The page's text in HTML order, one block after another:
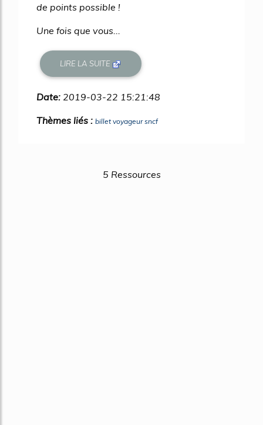
de points possible !
Une fois que vous...
LIRE LA SUITE
Date: 2019-03-22 15:21:48
Thèmes liés : billet voyageur sncf
5 Ressources